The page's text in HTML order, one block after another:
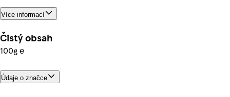
Více informací
Čistý obsah
100g ℮
Údaje o značce